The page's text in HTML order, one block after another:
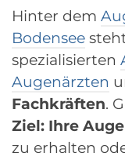
Hinter dem
Bodensee
spezialisierten
Augenärzten
Fachkräften.
Ziel: Ihre
zu erhalten